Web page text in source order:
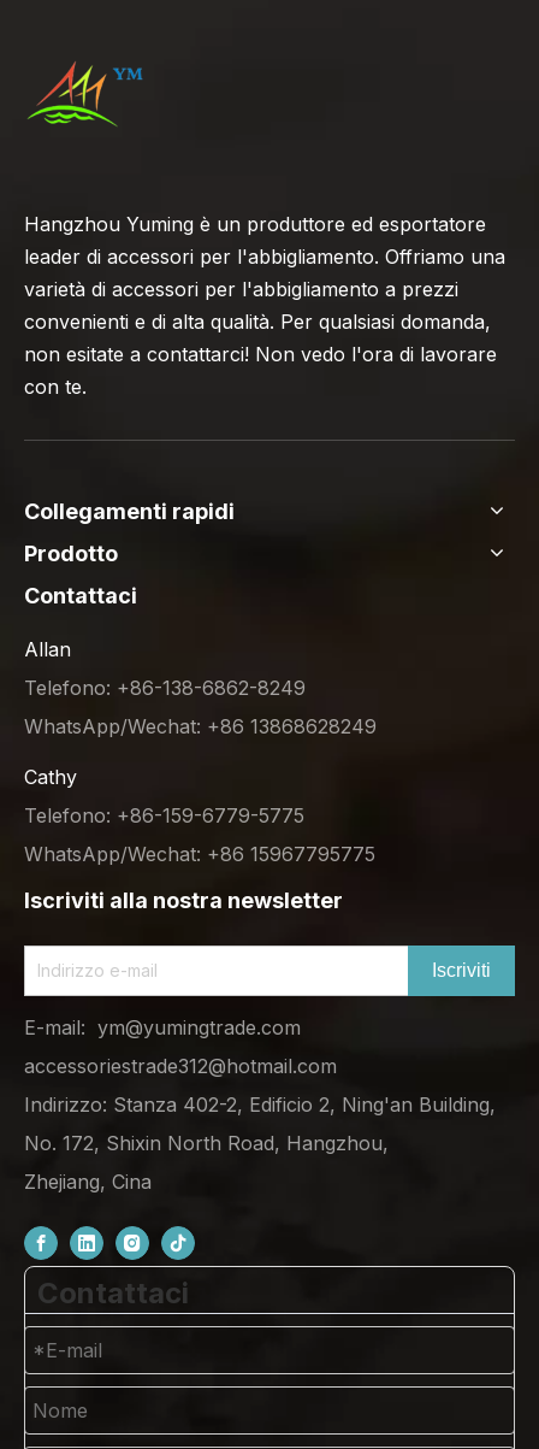
Hangzhou Yuming è un produttore ed esportatore
leader di accessori per l'abbigliamento. Offriamo una
varietà di accessori per l'abbigliamento a prezzi
convenienti e di alta qualità. Per qualsiasi domanda,
non esitate a contattarci! Non vedo l'ora di lavorare
con te.
Collegamenti rapidi
Prodotto
Contattaci
Allan
Telefono: +86-138-6862-8249
WhatsApp/Wechat: +86 13868628249
Cathy
Telefono: +86-159-6779-5775
WhatsApp/Wechat: +86 15967795775
Iscriviti alla nostra newsletter
Iscriviti
E-mail: ym@yumingtrade.com
accessoriestrade312@hotmail.com
Indirizzo: Stanza 402-2, Edificio 2, Ning'an Building,
No. 172, Shixin North Road, Hangzhou,
Zhejiang, Cina
Contattaci